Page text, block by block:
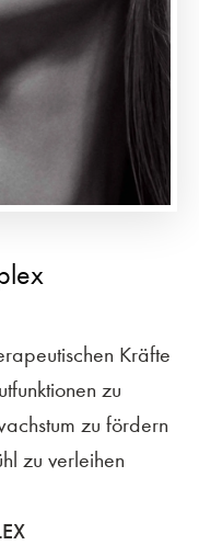
Kräfte
zu
zu fördern
zu verleihen